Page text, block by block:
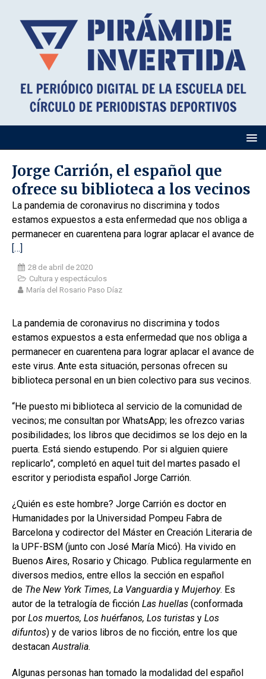
Jorge Carrión, el español que
ofrece su biblioteca a los vecinos
La pandemia de corona­virus no discrimina y todos
estamos expuestos a esta enfermedad que nos obliga a
permanecer en cuarentena para lograr aplacar el avance de
[…]
28 de abril de 2020
Cultura y espectáculos
María del Rosario Paso Díaz
La pandemia de corona­virus no discrimina y todos
estamos expuestos a esta enfermedad que nos obliga a
permanecer en cuarentena para lograr aplacar el avance de
este virus. Ante esta situación, personas ofrecen su
biblioteca personal en un bien colectivo para sus vecinos.
“He puesto mi biblioteca al servicio de la comunidad de
vecinos; me consultan por WhatsApp; les ofrezco varias
posibilidades; los libros que decidimos se los dejo en la
puerta. Está siendo estupendo. Por si alguien quiere
replicarlo”, completó en aquel tuit del martes pasado el
escritor y periodista español Jorge Carrión.
¿Quién es este hombre? Jorge Carrión es doctor en
Humanidades por la Universidad Pompeu Fabra de
Barcelona y codirector del Máster en Creación Literaria de
la UPF-BSM (junto con José María Micó). Ha vivido en
Buenos Aires, Rosario y Chicago. Publica regularmente en
diversos medios, entre ellos la sección en español
de The New York Times, La Vanguardia y Mujerhoy. Es
autor de la tetralogía de ficción Las huellas (conformada
por Los muertos, Los huérfanos, Los turistas y Los
difuntos) y de varios libros de no ficción, entre los que
destacanAustralia.
Algunas personas han tomado la modalidad del español